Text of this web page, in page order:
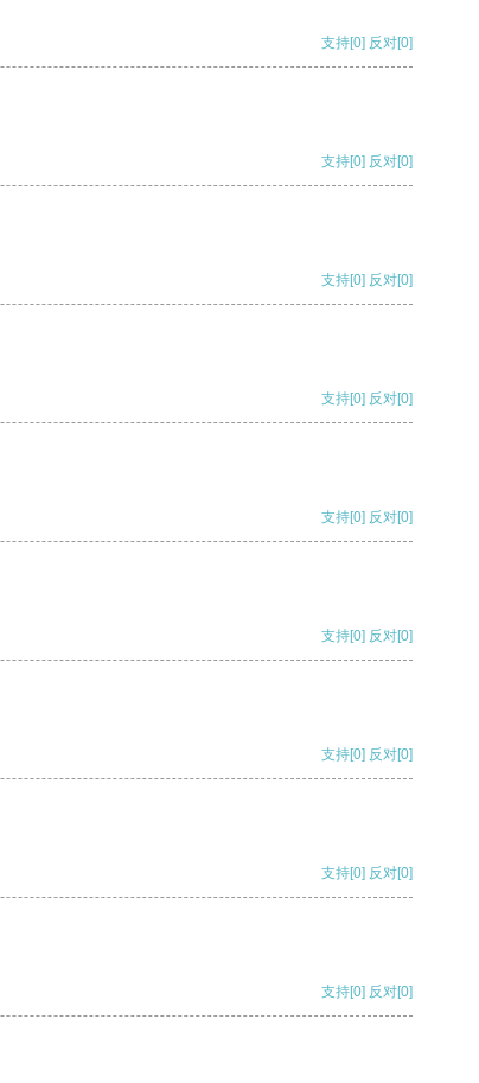
支持[0] 反对[0]
支持[0] 反对[0]
支持[0] 反对[0]
支持[0] 反对[0]
支持[0] 反对[0]
支持[0] 反对[0]
支持[0] 反对[0]
支持[0] 反对[0]
支持[0] 反对[0]